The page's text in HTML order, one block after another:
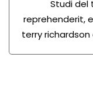
Studi del
reprehenderit,
terry